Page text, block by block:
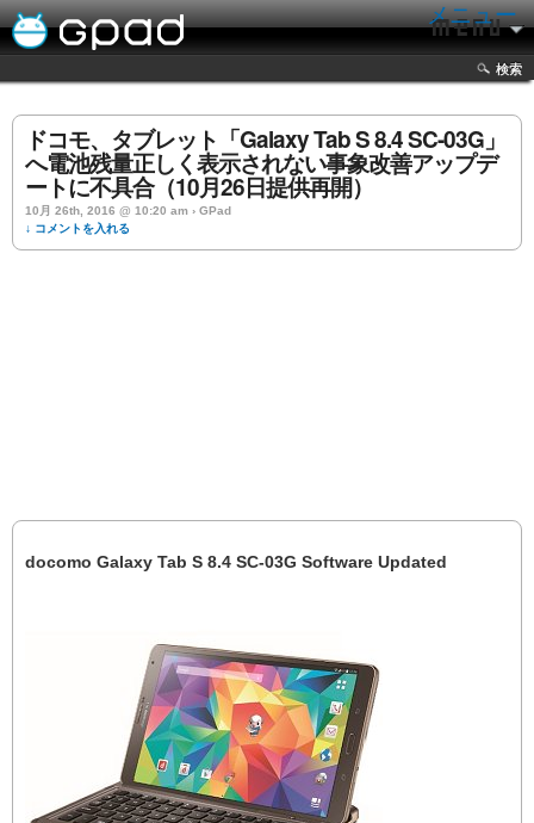
メニュー
検索
ドコモ、タブレット「Galaxy Tab S 8.4 SC-03G」
へ電池残量正しく表示されない事象改善アップデ
ートに不具合（10月26日提供再開）
10月 26th, 2016 @ 10:20 am › GPad
↓ コメントを入れる
docomo Galaxy Tab S 8.4 SC-03G Software Updated